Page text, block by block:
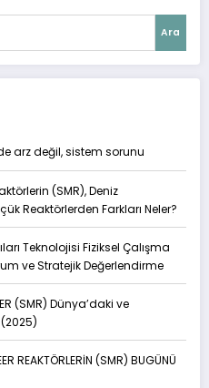
Ara
arz değil, sistem sorunu
(SMR), Deniz
Reaktörlerden Farkları Neler?
Teknolojisi Fiziksel Çalışma
ve Stratejik Değerlendirme
(SMR) Dünya’daki ve
REAKTÖRLERİN (SMR) BUGÜNÜ